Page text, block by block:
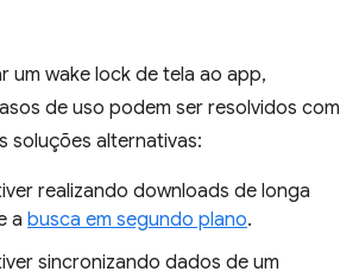
um wake lock de tela ao app,
de uso podem ser resolvidos com
soluções alternativas:
realizando downloads de longa
a busca em segundo plano.
sincronizando dados de um